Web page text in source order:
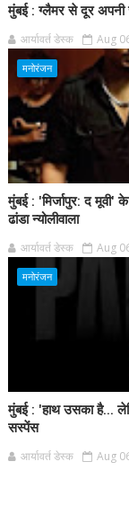
मुंबई : ग्लैमर से दूर अपनी
आर्यावर्त डेस्क Aug
मनोरंजन
मुंबई : 'मिर्जापुर: द
ढांडा न्योलीवाला
आर्यावर्त डेस्क Aug
मनोरंजन
मुंबई : 'हाथ उसका है...
सस्पेंस
आर्यावर्त डेस्क Aug